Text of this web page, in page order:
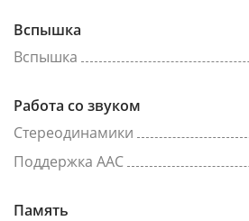
Вспышка
Вспышка
Работа со звуком
Стереодинамики
Поддержка AAC
Память